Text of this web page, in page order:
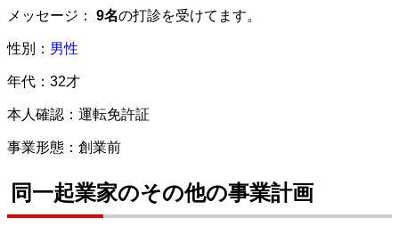
メッセージ： 9名の打診を受けてます。
性別： 男性
年代：32才
本人確認：運転免許証
事業形態：創業前
同一起業家のその他の事業計画